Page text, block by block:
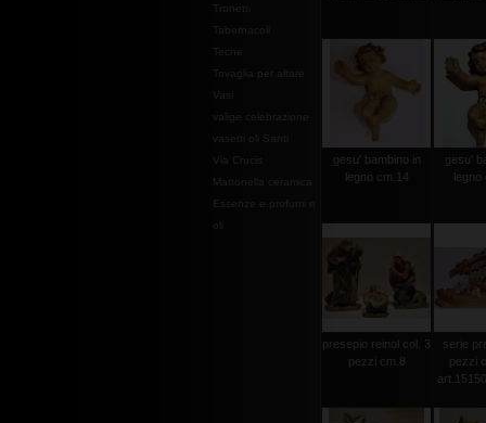
Tabernacoli
valige celebrazione
Mattonella ceramica
Essenze e profumi e
gesu' bambino in
legno cm.14
gesu'
presepio reinol col. 3
pezzi cm.8
serie
pezzi